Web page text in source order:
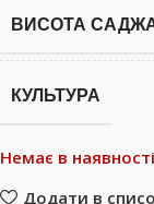
ВИСОТА
КУЛЬТУРА
Немає в наявності
Додати в